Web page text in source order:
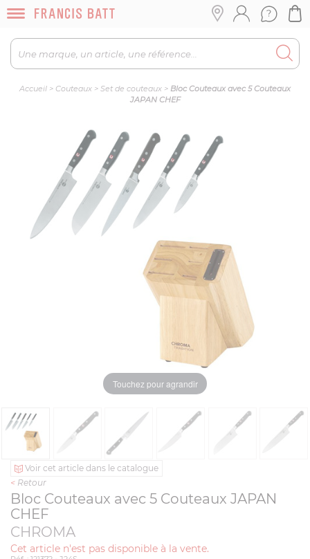
Accueil > Couteaux > Set de couteaux > Bloc Couteaux avec 5 Couteaux
JAPAN CHEF
Touchez pour agrandir
Voir cet article dans le catalogue
< Retour
Bloc Couteaux avec 5 Couteaux JAPAN
CHEF
CHROMA
Cet article n'est pas disponible à la vente.